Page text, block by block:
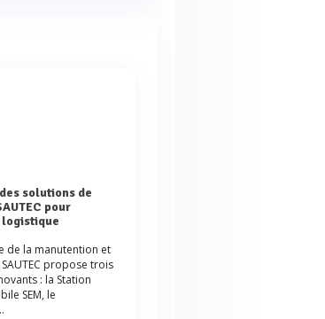
pour
de la manutention et
propose trois
: la Station
SEM, le